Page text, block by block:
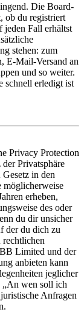
Die Board-
ob du registriert
jeden Fall erhältst
stehen: zum
E-Mail-Versand an
und so weiter.
schnell erledigt ist
Privacy Protection
Privatsphäre
in den
möglicherweise
erheben,
des oder
du dir unsicher
der du dich zu
rechtlichen
Limited und der
anbieten kann
jeglicher
„An wen soll ich
Anfragen